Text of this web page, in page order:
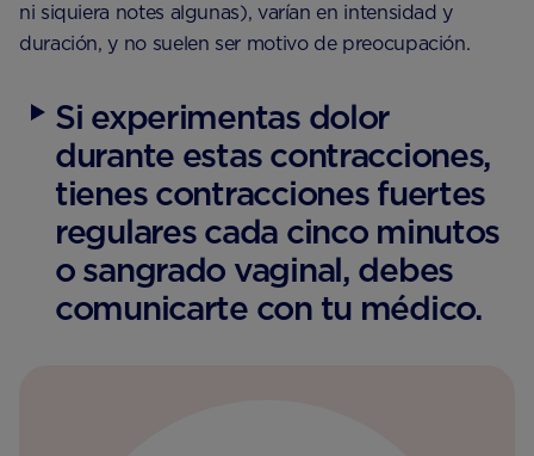
ni siquiera notes algunas), varían en intensidad y
duración, y no suelen ser motivo de preocupación.
Si experimentas dolor
durante estas contracciones,
tienes contracciones fuertes
regulares cada cinco minutos
o sangrado vaginal, debes
comunicarte con tu médico.